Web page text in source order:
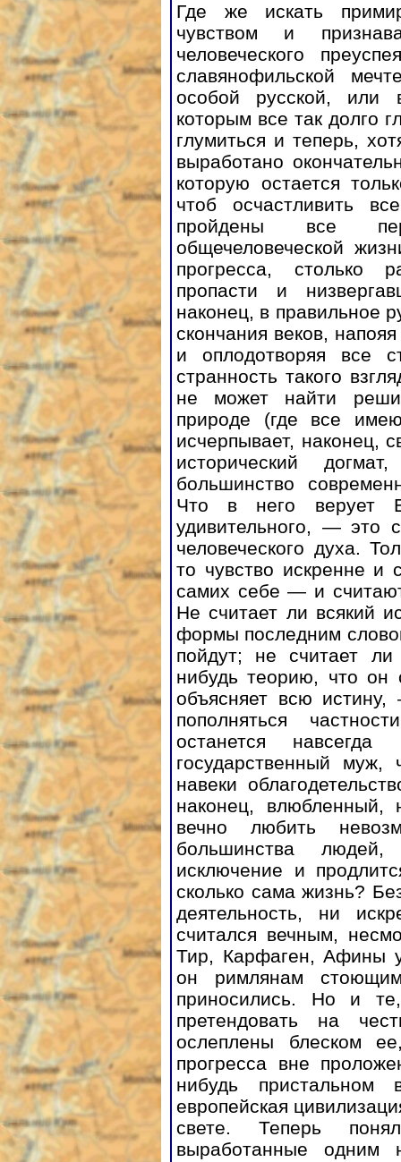
Где же искать
чувством и
человеческого
славянофильской
особой русской, или
которым все так долго
глумиться и теперь,
выработано
которую остается
чтоб осчастливить
пройдены все
общечеловеческой
прогресса, столько
пропасти и
наконец, в правильное
скончания веков,
и оплодотворяя все
странность такого
не может найти
природе (где все
исчерпывает, наконец,
исторический
большинство
Что в него верует
удивительного, — это
человеческого духа.
то чувство искренне и
самих себе — и
Не считает ли всякий
формы последним
пойдут; не считает
нибудь теорию, что он
объясняет всю
пополняться
останется
государственный
навеки
наконец, влюбленный,
вечно любить
большинства
исключение и
сколько сама жизнь?
деятельность, ни
считался вечным,
Тир, Карфаген, Афины
он римлянам
приносились. Но и
претендовать на
ослеплены блеском
прогресса вне
нибудь пристальном
европейская
свете. Теперь
выработанные одним